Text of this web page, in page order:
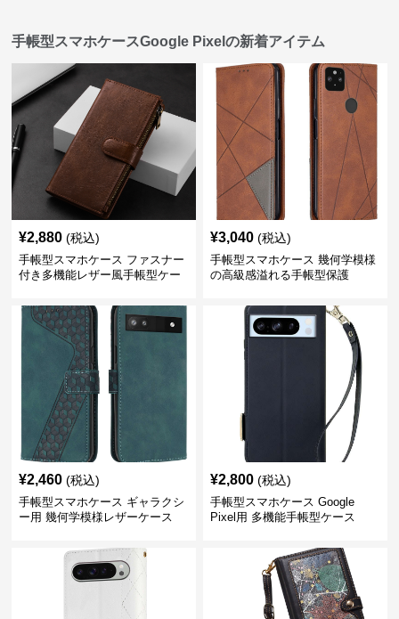
手帳型スマホケースGoogle Pixelの新着アイテム
¥2,880 (税込)
手帳型スマホケース ファスナー
付き多機能レザー風手帳型ケー
¥3,040 (税込)
手帳型スマホケース 幾何学模様
の高級感溢れる手帳型保護
¥2,460 (税込)
手帳型スマホケース ギャラクシ
ー用 幾何学模様レザーケース
¥2,800 (税込)
手帳型スマホケース Google
Pixel用 多機能手帳型ケース